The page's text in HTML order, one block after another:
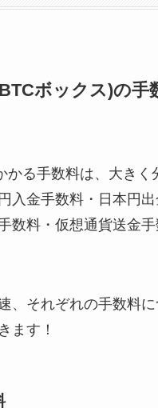
ボックス)の手
かる手数料は、大きく
入金手数料・日本円
数料・仮想通貨送金
、それぞれの手数料に
ます！